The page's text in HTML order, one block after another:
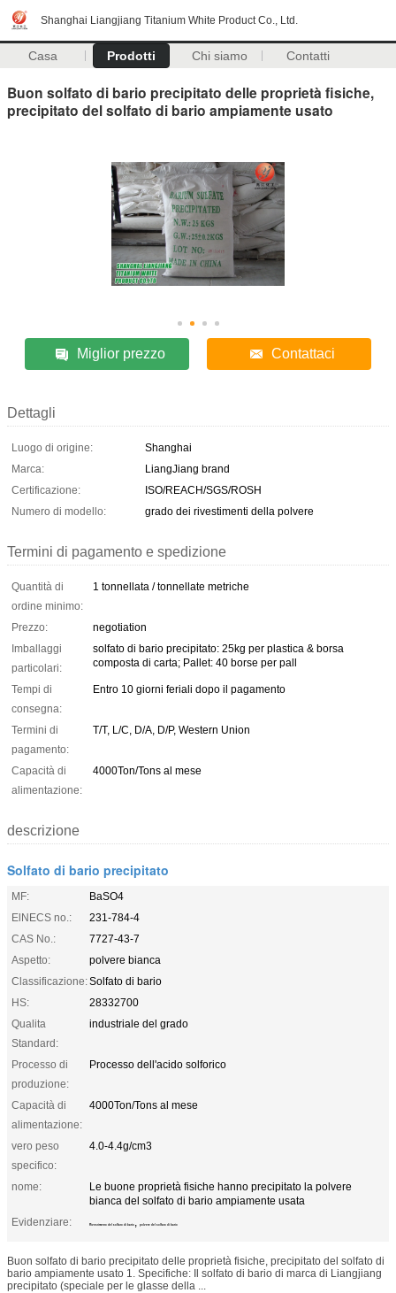
Shanghai Liangjiang Titanium White Product Co., Ltd.
Casa Prodotti Chi siamo Contatti
Buon solfato di bario precipitato delle proprietà fisiche,
precipitato del solfato di bario ampiamente usato
Miglior prezzo Contattaci
Dettagli
Luogo di origine:
Shanghai
Marca:
LiangJiang brand
Certificazione:
ISO/REACH/SGS/ROSH
Numero di modello:
grado dei rivestimenti della polvere
Termini di pagamento e spedizione
Quantità di
ordine minimo:
1 tonnellata / tonnellate metriche
Prezzo:
negotiation
Imballaggi
particolari:
solfato di bario precipitato: 25kg per plastica & borsa
composta di carta; Pallet: 40 borse per pall
Tempi di
consegna:
Entro 10 giorni feriali dopo il pagamento
Termini di
pagamento:
T/T, L/C, D/A, D/P, Western Union
Capacità di
alimentazione:
4000Ton/Tons al mese
descrizione
Solfato di bario precipitato
MF:
BaSO4
ElNECS no.:
231-784-4
CAS No.:
7727-43-7
Aspetto:
polvere bianca
Classificazione:Solfato di bario
HS:
28332700
Qualita
Standard:
industriale del grado
Processo di
produzione:
Processo dell'acido solforico
Capacità di
alimentazione:
4000Ton/Tons al mese
vero peso
specifico:
4.0-4.4g/cm3
nome:
Le buone proprietà fisiche hanno precipitato la polvere
bianca del solfato di bario ampiamente usata
Evidenziare:
Rivestimento del solfato di bario , polvere del solfato di bario
Buon solfato di bario precipitato delle proprietà fisiche, precipitato del solfato di
bario ampiamente usato 1. Specifiche: Il solfato di bario di marca di Liangjiang
precipitato (speciale per le glasse della ...